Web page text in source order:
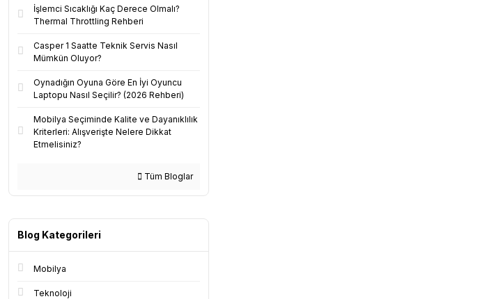
İşlemci Sıcaklığı Kaç Derece Olmalı?
Thermal Throttling Rehberi
Casper 1 Saatte Teknik Servis Nasıl
Mümkün Oluyor?
Oynadığın Oyuna Göre En İyi Oyuncu
Laptopu Nasıl Seçilir? (2026 Rehberi)
Mobilya Seçiminde Kalite ve Dayanıklılık
Kriterleri: Alışverişte Nelere Dikkat
Etmelisiniz?
Tüm Bloglar
Blog Kategorileri
Mobilya
Teknoloji